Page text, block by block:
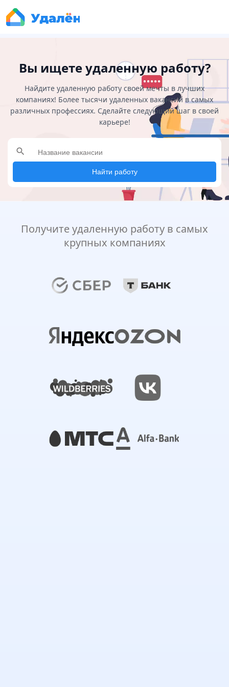
Вы ищете удаленную работу?
Найдите удаленную работу своей мечты в лучших
компаниях! Более тысячи удаленных вакансий в самых
различных профессиях. Сделайте следующий шаг в своей
карьере!
search
Найти работу
Получите удаленную работу в самых
крупных компаниях